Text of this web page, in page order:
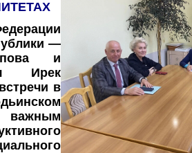
—
и
Ирек
в
важным